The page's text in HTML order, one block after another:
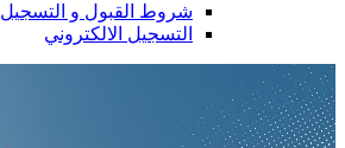
شروط القبول و التسجيل
التسجيل الالكتروني